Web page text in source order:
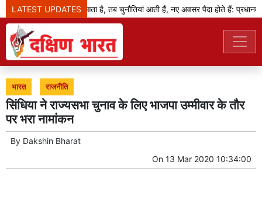
LATEST UPDATES
जब बदलाव का दौर आता है, तब चुनौतियां आती हैं, नए अवसर पैदा होते हैं: प्रधानमंत्री
भारत राजनीति
सिंधिया ने राज्यसभा चुनाव के लिए भाजपा उम्मीवार के तौर
पर भरा नामांकन
By Dakshin Bharat
On 13 Mar 2020 10:34:00